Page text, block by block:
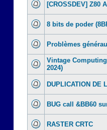
[CROSSDEV] Z80
8 bits de poder
Problèmes
Vintage
2024)
DUPLICATION DE
BUG call &BB60
RASTER CRTC